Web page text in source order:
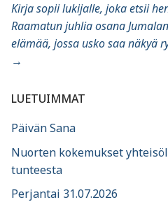
Kirja sopii lukijalle, joka etsii
Raamatun juhlia osana
elämää, jossa usko saa näkyä
→
LUETUIMMAT
Päivän Sana
Nuorten kokemukset
tunteesta
Perjantai 31.07.2026